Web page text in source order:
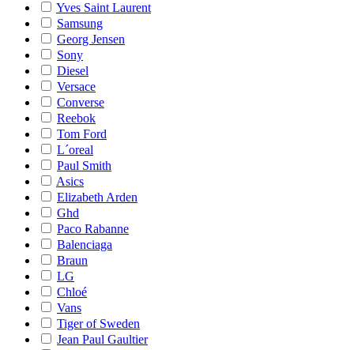
Yves Saint Laurent
Samsung
Georg Jensen
Sony
Diesel
Versace
Converse
Reebok
Tom Ford
L´oreal
Paul Smith
Asics
Elizabeth Arden
Ghd
Paco Rabanne
Balenciaga
Braun
LG
Chloé
Vans
Tiger of Sweden
Jean Paul Gaultier